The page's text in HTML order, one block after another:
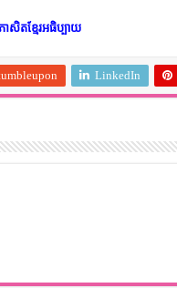
តខ្មែរអធិប្បាយ
LinkedIn